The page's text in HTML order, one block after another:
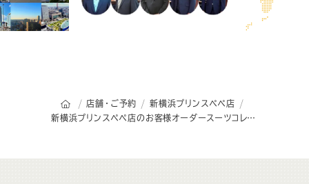
オーダースーツSADAのトップページ
店舗・ご予約
新横浜プリンスペペ店
新横浜プリンスペペ店のお客様オーダースーツコレクション